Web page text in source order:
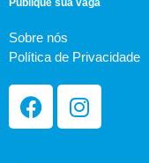
Publique sua vaga
Sobre nós
Política de Privacidade